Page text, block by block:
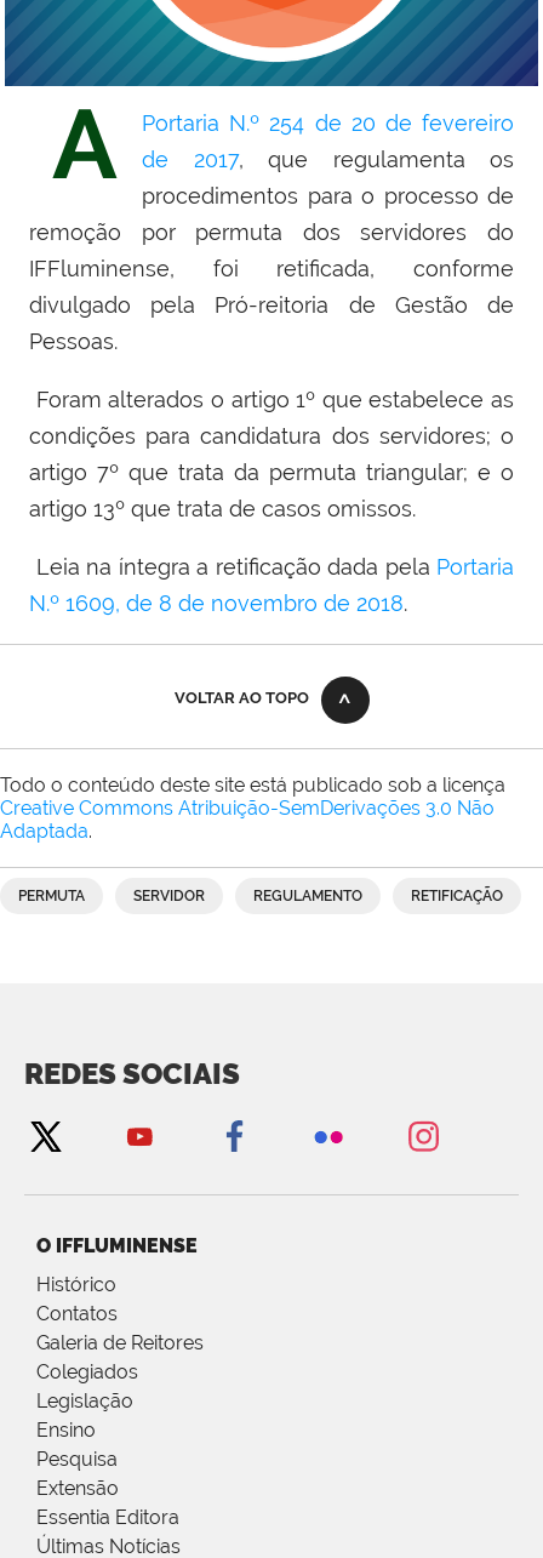
A
Portaria N.º 254 de 20 de fevereiro
de 2017, que regulamenta os
procedimentos para o processo de
remoção por permuta dos servidores do
IFFluminense, foi retificada, conforme
divulgado pela Pró-reitoria de Gestão de
Pessoas.
Foram alterados o artigo 1º que estabelece as
condições para candidatura dos servidores; o
artigo 7º que trata da permuta triangular; e o
artigo 13º que trata de casos omissos.
Leia na íntegra a retificação dada pela Portaria
N.º 1609, de 8 de novembro de 2018.
VOLTAR AO TOPO
Todo o conteúdo deste site está publicado sob a licença
Creative Commons Atribuição-SemDerivações 3.0 Não
Adaptada.
PERMUTA SERVIDOR REGULAMENTO RETIFICAÇÃO
REDES SOCIAIS
O IFFLUMINENSE
Histórico
Contatos
Galeria de Reitores
Colegiados
Legislação
Ensino
Pesquisa
Extensão
Essentia Editora
Últimas Notícias